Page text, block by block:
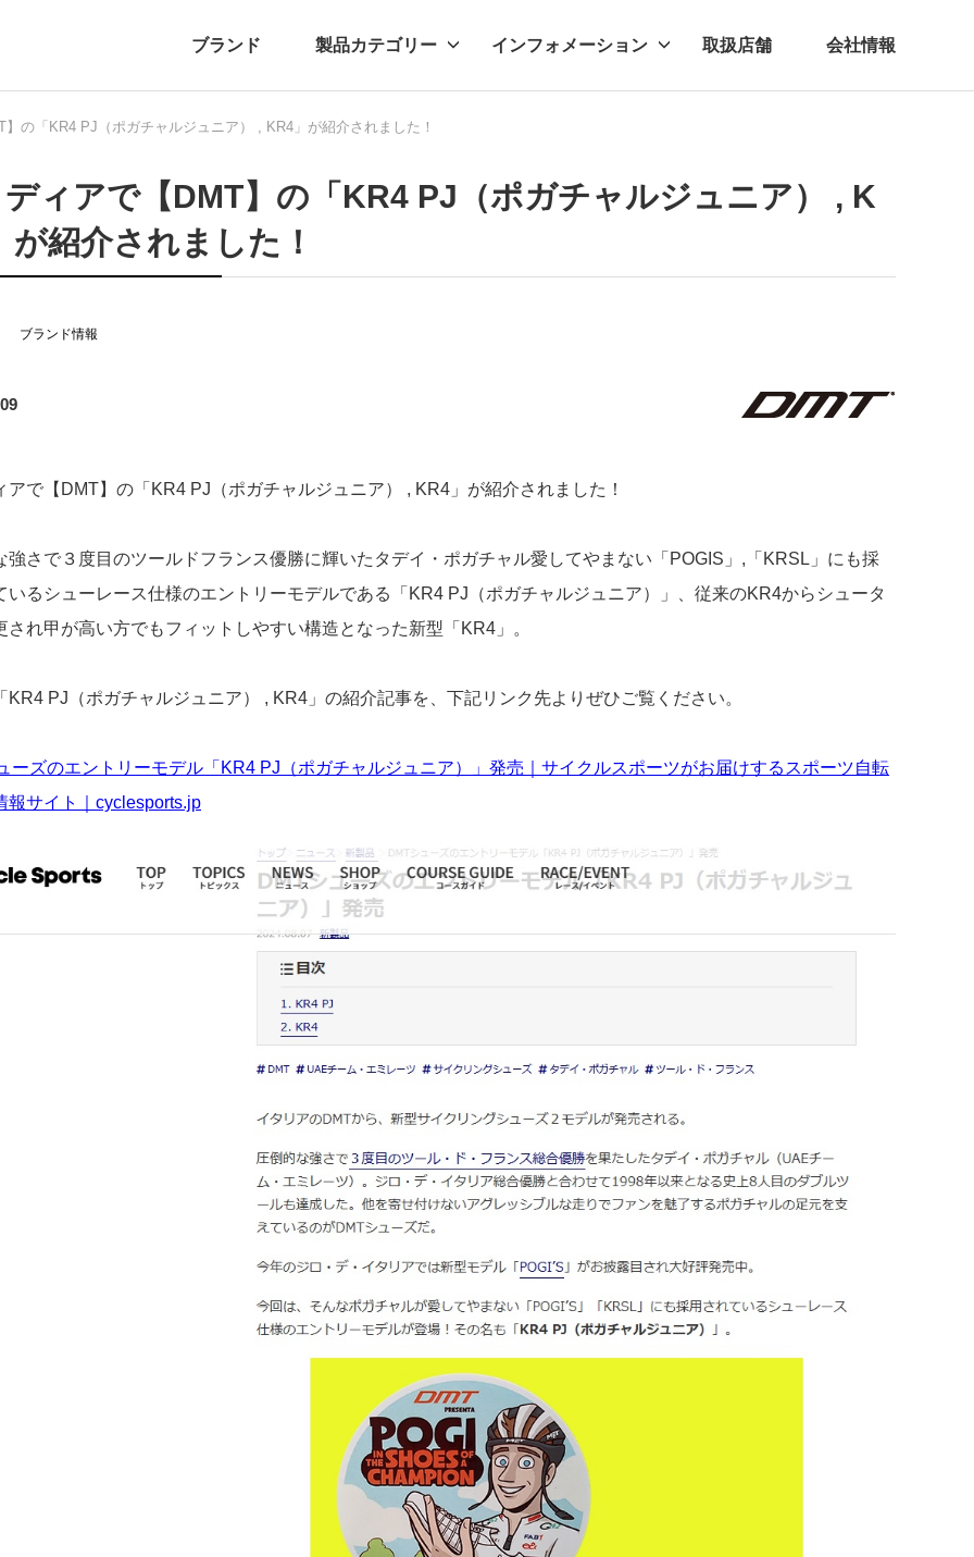
ブランド 製品カテゴリー
車 自転車パーツ アクセサリー
インフォメーション
ース プレスリリース ブログ
取扱店舗 会社情報
】の「KR4 PJ（ポガチャルジュニア） , KR4」が紹介されました！
ィアで【DMT】の「KR4 PJ（ポガチャルジュニア） , K
が紹介されました！
ブランド情報
アで【DMT】の「KR4 PJ（ポガチャルジュニア） , KR4」が紹介されました！
強さで３度目のツールドフランス優勝に輝いたタデイ・ポガチャル愛してやまない「 POGIS 」,「 KRSL 」にも採
いるシューレース仕様のエントリーモデルである
「KR4 PJ（ポガチャルジュニア）」、従来のKR4からシュータ
され甲が高い方でもフィットしやすい構造となった新型「KR4」。
KR4 PJ（ポガチャルジュニア） , KR4」の紹介記事を、下記リンク先よりぜひご覧ください。
ーズのエントリーモデル「KR4 PJ（ポガチャルジュニア）」発売｜サイクルスポーツがお届けするスポーツ自転
報サイト｜cyclesports.jp